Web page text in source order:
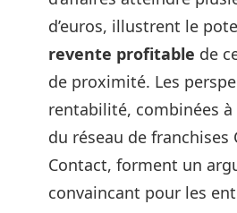
d’euros, illustrent le
revente profitable de
de proximité. Les
rentabilité, combinées
du réseau de franchises
Contact, forment un
convaincant pour les